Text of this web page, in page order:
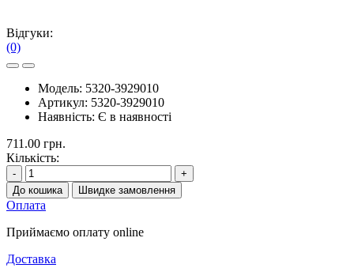
Відгуки:
(0)
Модель: 5320-3929010
Артикул: 5320-3929010
Наявність: Є в наявності
711.00 грн.
Кількість:
-
+
До кошика
Швидке замовлення
Оплата
Приймаємо оплату online
Доставка